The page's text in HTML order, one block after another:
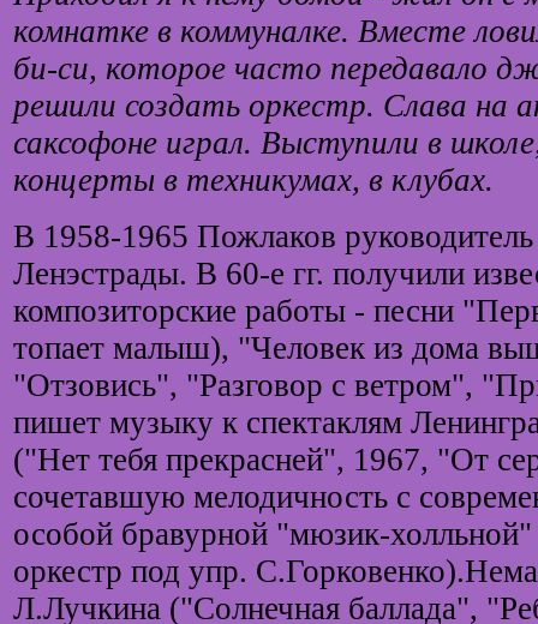
комнатке в коммуналке. Вместе
би-си, которое часто передавало
решили создать оркестр. Слава на
саксофоне играл. Выступили в
концерты в техникумах, в клубах.
В 1958-1965 Пожлаков руководитель
Ленэстрады. В 60-е гг. получили
композиторские работы - песни
топает малыш), "Человек из дома
"Отзовись", "Разговор с ветром",
пишет музыку к спектаклям
("Нет тебя прекрасней", 1967, "От
сочетавшую мелодичность с
особой бравурной "мюзик-
оркестр под упр.
Л.Лучкина ("Солнечная баллада",